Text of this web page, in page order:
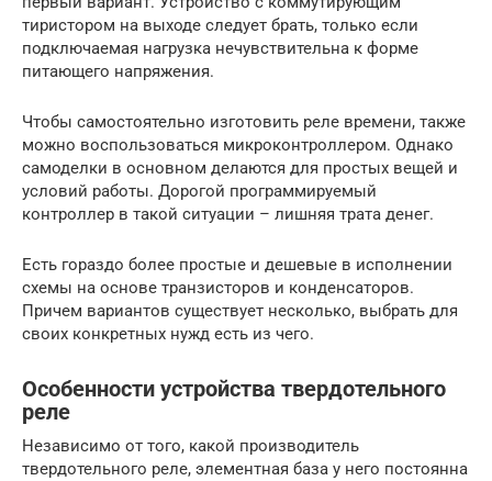
тиристором на выходе следует брать, только если
подключаемая нагрузка нечувствительна к форме
питающего напряжения.
Чтобы самостоятельно изготовить реле времени, также
можно воспользоваться микроконтроллером. Однако
самоделки в основном делаются для простых вещей и
условий работы. Дорогой программируемый
контроллер в такой ситуации – лишняя трата денег.
Есть гораздо более простые и дешевые в исполнении
схемы на основе транзисторов и конденсаторов.
Причем вариантов существует несколько, выбрать для
своих конкретных нужд есть из чего.
Особенности устройства твердотельного
реле
Независимо от того, какой производитель
твердотельного реле, элементная база у него постоянна